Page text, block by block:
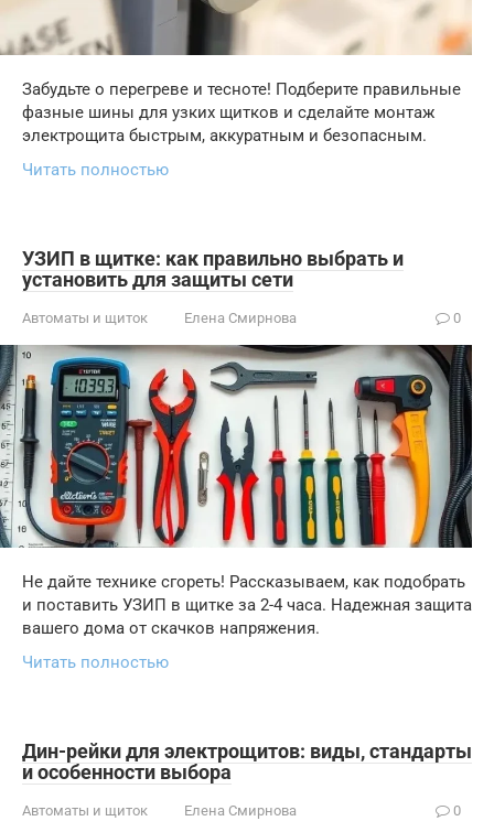
Забудьте о перегреве и тесноте! Подберите правильные
фазные шины для узких щитков и сделайте монтаж
электрощита быстрым, аккуратным и безопасным.
Читать полностью
УЗИП в щитке: как правильно выбрать и
установить для защиты сети
Автоматы и щиток Елена Смирнова 0
Не дайте технике сгореть! Рассказываем, как подобрать
и поставить УЗИП в щитке за 2-4 часа. Надежная защита
вашего дома от скачков напряжения.
Читать полностью
Дин-рейки для электрощитов: виды, стандарты
и особенности выбора
Автоматы и щиток Елена Смирнова 0